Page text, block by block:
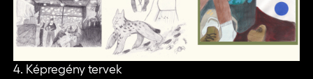
4. Képregény tervek